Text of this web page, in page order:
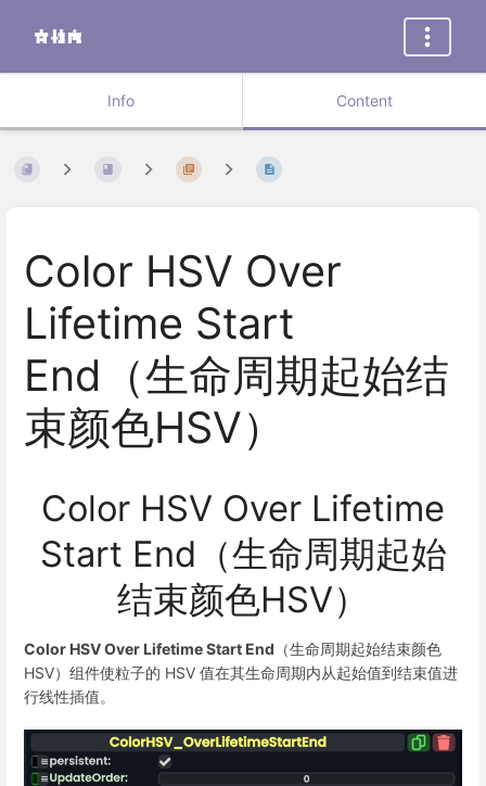
Info Content
Color HSV Over
Lifetime Start
End（生命周期起始结
束颜色HSV）
Color HSV Over Lifetime
Start End（生命周期起始
结束颜色HSV）
Color HSV Over Lifetime Start End （生命周期起始结束颜色
HSV）组件使粒子的 HSV 值在其生命周期内从起始值到结束值进
行线性插值。